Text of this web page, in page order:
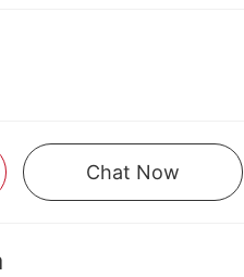
Chat Now